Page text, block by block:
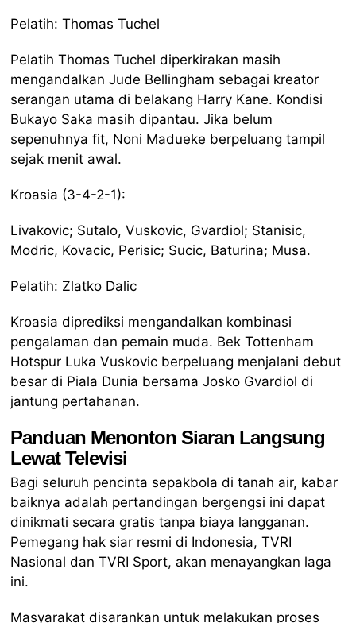
Pelatih: Thomas Tuchel
Pelatih Thomas Tuchel diperkirakan masih
mengandalkan Jude Bellingham sebagai kreator
serangan utama di belakang Harry Kane. Kondisi
Bukayo Saka masih dipantau. Jika belum
sepenuhnya fit, Noni Madueke berpeluang tampil
sejak menit awal.
Kroasia (3-4-2-1):
Livakovic; Sutalo, Vuskovic, Gvardiol; Stanisic,
Modric, Kovacic, Perisic; Sucic, Baturina; Musa.
Pelatih: Zlatko Dalic
Kroasia diprediksi mengandalkan kombinasi
pengalaman dan pemain muda. Bek Tottenham
Hotspur Luka Vuskovic berpeluang menjalani debut
besar di Piala Dunia bersama Josko Gvardiol di
jantung pertahanan.
Panduan Menonton Siaran Langsung
Lewat Televisi
Bagi seluruh pencinta sepakbola di tanah air, kabar
baiknya adalah pertandingan bergengsi ini dapat
dinikmati secara gratis tanpa biaya langganan.
Pemegang hak siar resmi di Indonesia, TVRI
Nasional dan TVRI Sport, akan menayangkan laga
ini.
Masyarakat disarankan untuk melakukan proses